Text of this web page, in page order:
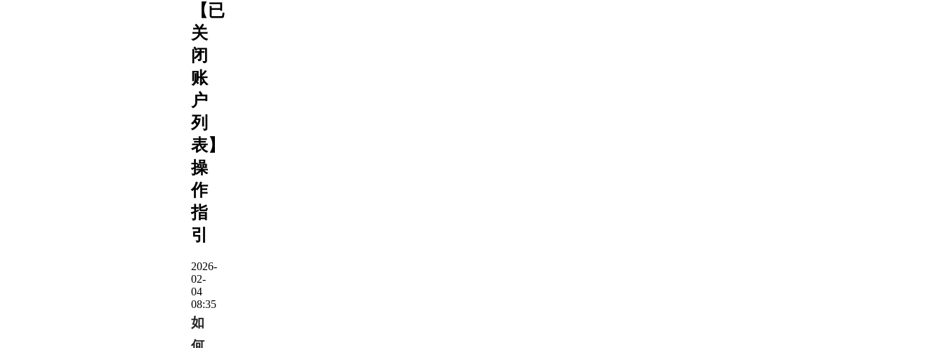
【已
关
闭
账
户
列
表】
操
作
指
引
2026-
02-
04
08:35
如